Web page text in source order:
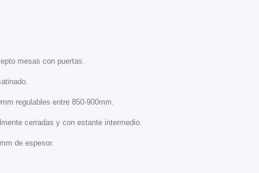
mesas con puertas.
regulables entre 850-900mm.
cerradas y con estante intermedio.
de espesor.